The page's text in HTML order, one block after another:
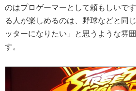
のはプロゲーマーとして頼もしいで
る人が楽しめるのは、野球などと同
ッターになりたい」と思うような雰
す。